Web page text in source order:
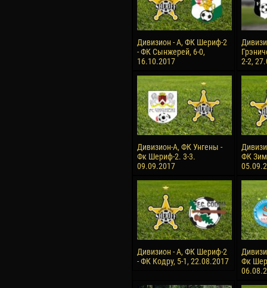
Дивизион - А, ФК Шериф-2
- ФК Сынжерей, 6-0,
16.10.2017
2-2,
Дивизион-А, ФК Унгены -
Фк Шериф-2. 3-3.
09.09.2017
ФК
Дивизион - А, ФК Шериф-2
- ФК Кодру, 5-1, 22.08.2017
Фк